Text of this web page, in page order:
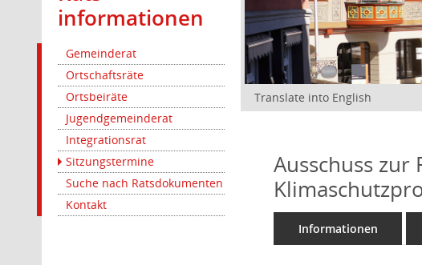
informationen
Gemeinderat
Ortschaftsräte
Ortsbeiräte
Jugendgemeinderat
Integrationsrat
Sitzungstermine
Suche nach Ratsdokumenten
Kontakt
Translate into English
Ausschuss zur
Informationen